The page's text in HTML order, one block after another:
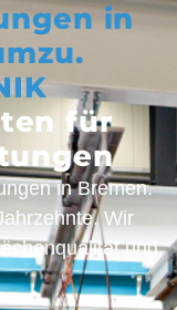
in
für
in Bremen.
Wir
und